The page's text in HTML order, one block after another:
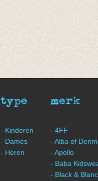
type
- Kinderen
- Dames
- Heren
merk
- 4FF
- Alba of
- Apollo
- Baba
- Black &